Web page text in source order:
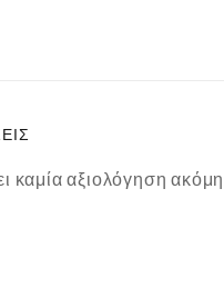
καμία αξιολόγηση